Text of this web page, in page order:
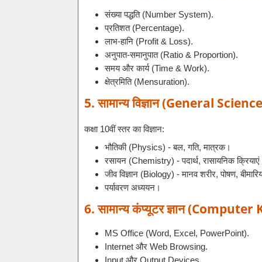
संख्या पद्धति (Number System).
प्रतिशत (Percentage).
लाभ-हानि (Profit & Loss).
अनुपात-समानुपात (Ratio & Proportion).
समय और कार्य (Time & Work).
क्षेत्रमिति (Mensuration).
5. सामान्य विज्ञान (General
कक्षा 10वीं स्तर का विज्ञान:
भौतिकी (Physics) - बल, गति, मात्रक।
रसायन (Chemistry) - पदार्थ, रासायनिक
जीव विज्ञान (Biology) - मानव शरीर, पोषण,
पर्यावरण अध्ययन।
6. सामान्य कंप्यूटर ज्ञान
MS Office (Word, Excel, PowerPoint).
Internet और Web Browsing.